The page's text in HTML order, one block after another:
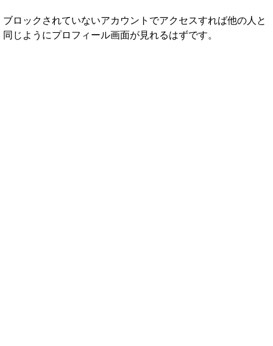
ブロックされていないアカウントでアクセスすれば他の人と
同じようにプロフィール画面が見れるはずです。